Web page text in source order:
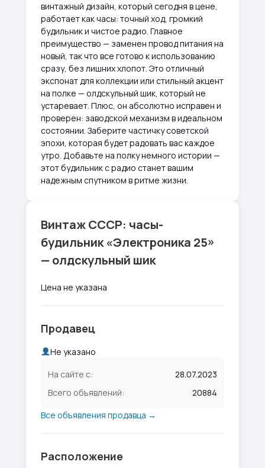
винтажный дизайн, который сегодня в цене,
работает как часы: точный ход, громкий
будильник и чистое радио. Главное
преимущество — заменен провод питания на
новый, так что все готово к использованию
сразу, без лишних хлопот. Это отличный
экспонат для коллекции или стильный акцент
на полке — олдскульный шик, который не
устаревает. Плюс, он абсолютно исправен и
проверен: заводской механизм в идеальном
состоянии. Заберите частичку советской
эпохи, которая будет радовать вас каждое
утро. Добавьте на полку немного истории —
этот будильник с радио станет вашим
надежным спутником в ритме жизни.
Винтаж СССР: часы-
будильник «Электроника 25»
— олдскульный шик
Цена не указана
Продавец
Не указано
На сайте с:
28.07.2023
Всего объявлений:
20884
Все объявления продавца →
Расположение